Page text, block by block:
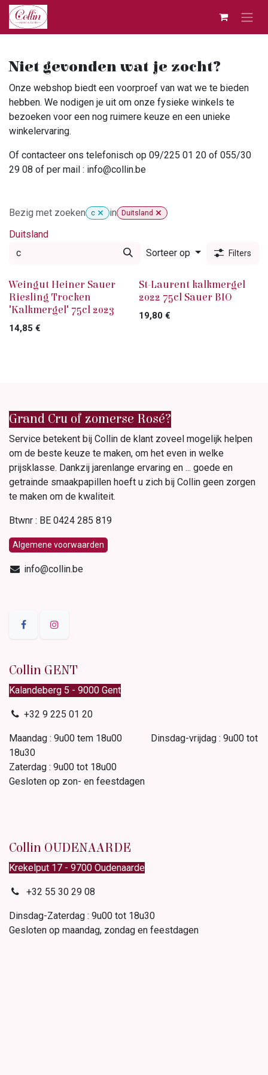
Overslaan naar inhoud
Niet gevonden wat je zocht?
Onze webshop biedt een voorproef van wat we te bieden
hebben. We nodigen je uit om onze fysieke winkels te
bezoeken voor een nog ruimere keuze en een unieke
winkelervaring.
Of contacteer ons telefonisch op 09/225 01 20 of 055/30
29 08 of per mail : info@collin.be
Bezig met zoeken c in Duitsland
Duitsland
Sorteer op
Filters
PROMO WIT
Weingut Heiner Sauer
Riesling Trocken
"Kalkmergel" 75cl 2023
14,85 €
PROMO ROOD
St-Laurent kalkmergel
2022 75cl Sauer BIO
19,80€
Grand Cru of zomerse Rosé?
Service betekent bij Collin de klant zoveel mogelijk helpen
om de beste keuze te maken, om het even in welke
prijsklasse. Dankzij jarenlange ervaring en ... goede en
getrainde smaakpapillen hoeft u zich bij Collin geen zorgen
te maken om de kwaliteit.
Btwnr : BE 0424 285 819
Algemene voorwaarden
info@collin.be
Collin GENT
Kalandeberg 5 - 9000 Gent​
+32 9 225 01 20
Maandag : 9u00 tem 18u00 Dinsdag-vrijdag : 9u00 tot
18u30
Zaterdag : 9u00 tot 18u00
Gesloten op zon- en feestdagen
Collin OUDENAARDE
Krekelput 17 - 9700 Oudenaarde
+32 55 30 29 08
Dinsdag-Zaterdag : 9u00 tot 18u30
Gesloten op maandag, zondag en feestdagen